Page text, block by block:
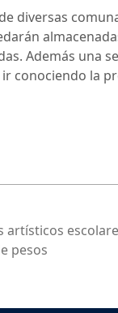
diversas
Además una
conociendo la
pesos